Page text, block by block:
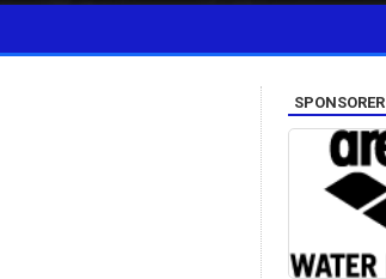
SPONSORER